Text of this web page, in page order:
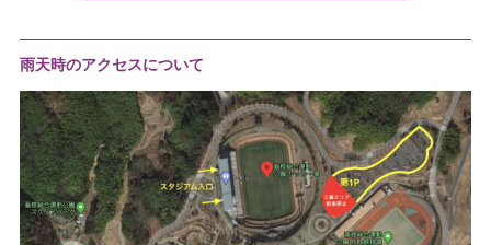
雨天時のアクセスについて